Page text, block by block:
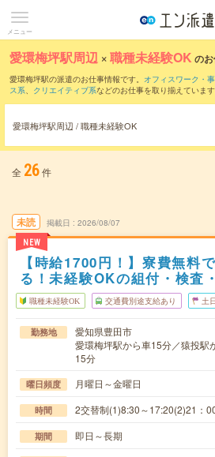
メニュー
愛環梅坪駅周辺 ×職種未経験OK の
愛環梅坪駅の派遣のお仕事情報です。 オフィスワーク・
ス系、 クリエイティブ系などのお仕事を取り揃えていま
愛環梅坪駅周辺 / 職種未経験OK
全 26件
未読
NEW
掲載日 2026/08/07
【時給1700円！】寮費無料
る！未経験OKの組付・検査
職種未経験OK 交通費別途支給あり 土
勤務地
愛知県豊田市
愛環梅坪駅から車15分／猿投駅
15分
曜日頻度 月曜日～金曜日
時間 2交替制(1)8:30～17:20(2)21：
期間 即日～長期